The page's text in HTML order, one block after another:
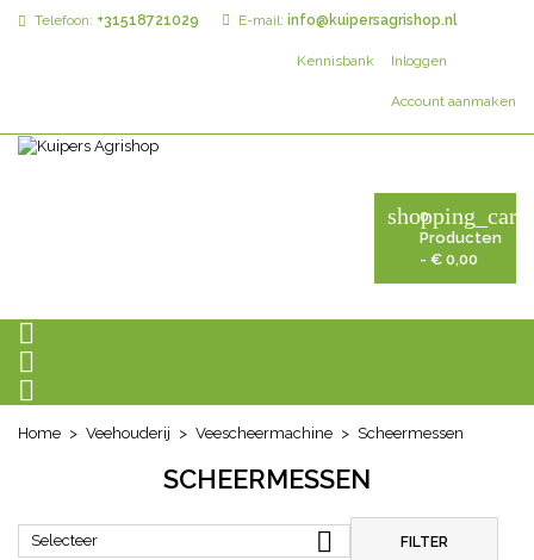
Telefoon: +31518721029 E-mail: info@kuipersagrishop.nl
Inloggen
Account aanmaken
Kennisbank
shopping_cart
0
Producten
- € 0,00



Home Veehouderij Veescheermachine Scheermessen
SCHEERMESSEN
Selecteer  FILTER